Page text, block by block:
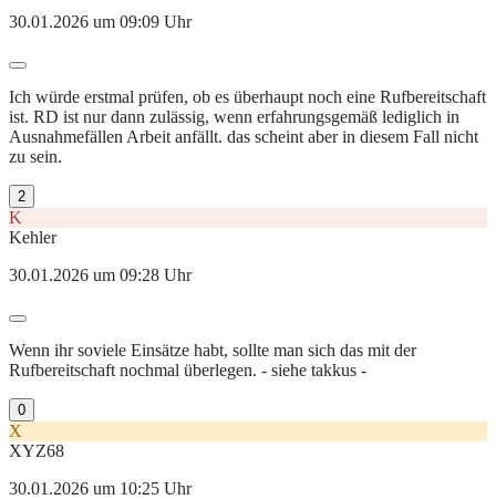
30.01.2026 um 09:09 Uhr
Ich würde erstmal prüfen, ob es überhaupt noch eine Rufbereitschaft
ist. RD ist nur dann zulässig, wenn erfahrungsgemäß lediglich in
Ausnahmefällen Arbeit anfällt. das scheint aber in diesem Fall nicht
zu sein.
2
K
Kehler
30.01.2026 um 09:28 Uhr
Wenn ihr soviele Einsätze habt, sollte man sich das mit der
Rufbereitschaft nochmal überlegen. - siehe takkus -
0
X
XYZ68
30.01.2026 um 10:25 Uhr